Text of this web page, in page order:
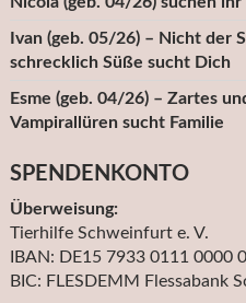
Ivan (geb. 05/26) – Nicht der
schrecklich Süße sucht Dich
Esme (geb. 04/26) – Zartes
Vampirallüren sucht Familie
SPENDENKONTO
Überweisung:
Tierhilfe Schweinfurt e. V.
IBAN: DE15 7933 0111 0000
BIC: FLESDEMM Flessabank